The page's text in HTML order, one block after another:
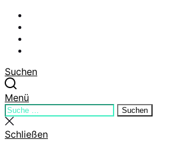
Suchen
Menü
Suchen
nach:
Suchen
Suche
schließen
Schließen